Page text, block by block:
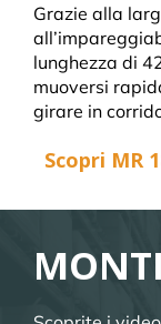
Grazie alla
lunghezza di
muoversi
girare in
Scopri MR